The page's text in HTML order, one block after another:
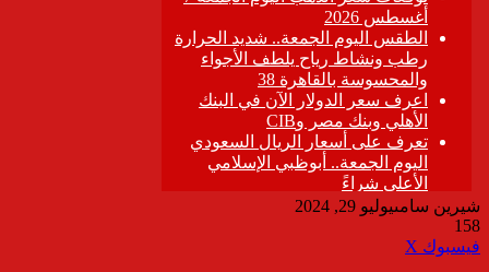
شيرين سامىيوليو 29, 2024
158
فيسبوك ‫X